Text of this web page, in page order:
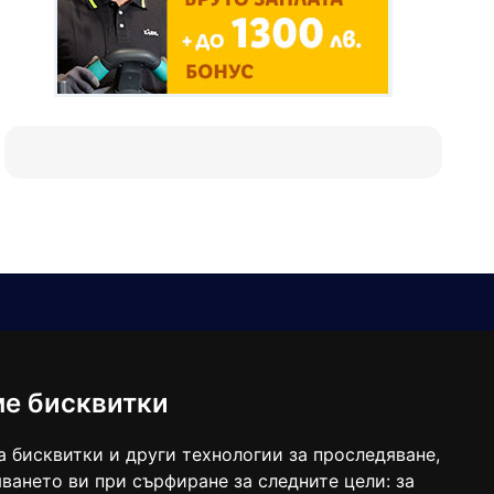
бисквитки
бисквитки и други технологии за проследяване,
ви при сърфиране за следните цели: за
balgarkanews@gmail.com